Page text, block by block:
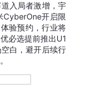
入局者激增，宇
CyberOne开启限
验预约，行业将
必选提前推出U1
白，避开后续行